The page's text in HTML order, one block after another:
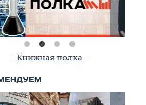
Книжная полка